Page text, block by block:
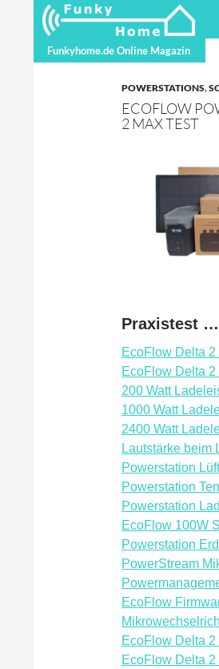
Funkyhome.de Online
Suchen
Funkyhome.de Online Magazin
POWERSTATIONS,
ECOFLOW
2 MAX TEST
Praxistest …
EcoFlow Delta
EcoFlow Delta
200 Watt
1000 Watt
2400 Watt
Lautstärke
Powerstation
Powerstation
Powerstation
EcoFlow 100W
Powerstation
PowerStream
EcoFlow
EcoFlow Delta
EcoFlow Delta